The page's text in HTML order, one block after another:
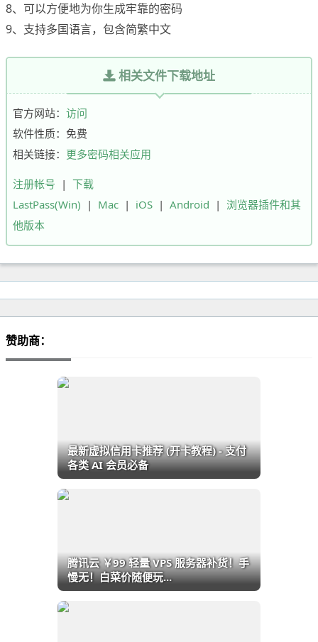
8、可以方便地为你生成牢靠的密码
9、支持多国语言，包含简繁中文
相关文件下载地址
官方网站： 访问
软件性质：免费
相关链接： 更多密码相关应用
注册帐号 | 下载
LastPass(Win) | Mac | iOS | Android | 浏览器插件和其
他版本
赞助商：
最新虚拟信用卡推荐 (开卡教程) - 支付
各类 AI 会员必备
腾讯云 ￥99 轻量 VPS 服务器补货！手
慢无！白菜价随便玩...